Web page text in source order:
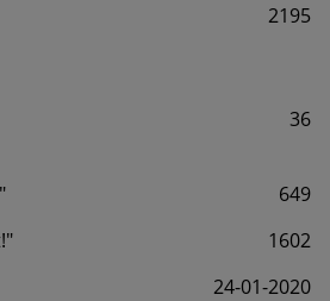
2195
36
649
1602
‎24-01-2020